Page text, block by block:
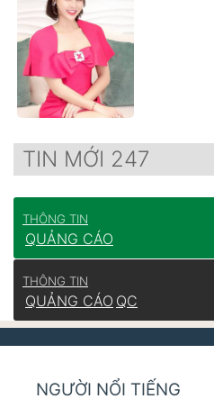
TIN MỚI 247
THÔNG TIN
QUẢNG CÁO
THÔNG TIN
QUẢNG CÁO QC
NGƯỜI NỔI TIẾNG